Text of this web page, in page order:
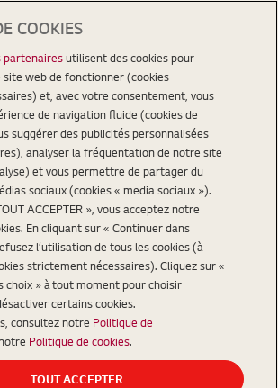
COOKIES
partenairesutilisent des cookies pour
web de fonctionner (cookies
et, avec votre consentement, vous
de navigation fluide (cookies de
suggérer des publicités personnalisées
analyser la fréquentation de notre site
et vous permettre de partager du
sociaux (cookies « media sociaux »).
ACCEPTER », vous acceptez notre
En cliquant sur « Continuer dans
l’utilisation de tous les cookies (à
strictement nécessaires). Cliquez sur «
choix » à tout moment pour choisir
certains cookies.
consultez notre Politique de
Politique de cookies.
TOUT ACCEPTER